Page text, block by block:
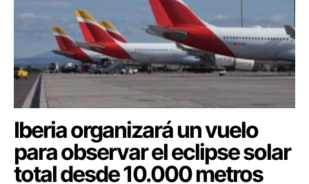
Iberia organizará un vuelo
para observar el eclipse solar
total desde 10.000 metros